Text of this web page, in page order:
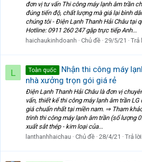
đơn vị tư vấn Thi công máy lạnh âm trần
đúng tiến độ, chất lượng mà giá lại bình
chúng tôi - Điện Lạnh Thanh Hải Châu tại
Hotline: 0911 260 247 gặp trực tiếp Anh...
haichaukinhdoanh
Chủ đề 29/5/21 Trả
L Toàn quốc
Nhận thi công máy
nhà xưởng trọn gói giá rẻ
Điện Lạnh Thanh Hải Châu là đơn vị
vấn, thiết kế thi công máy lạnh âm trần
giá chuẩn nhất tại miền nam. ⇒ Tham
trình thi công máy lạnh âm trần (số lượng
xuất sắt thép - kim loại của...
lanthanhhaichau
Chủ đề 28/4/21 Trả